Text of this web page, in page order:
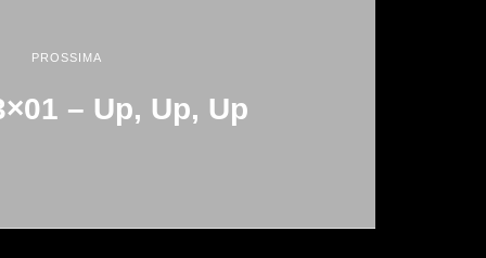
PROSSIMA
– Up, Up, Up